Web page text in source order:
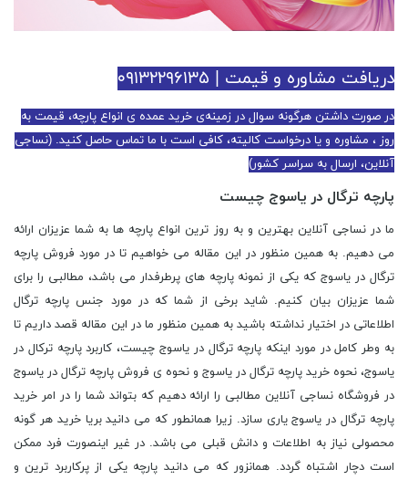
دریافت مشاوره و قیمت | ۰۹۱۳۲۲۹۶۱۳۵
در صورت داشتن هرگونه سوال در زمینه‌ی خرید عمده ی انواع پارچه، قیمت به
روز ، مشاوره و یا درخواست کالیته، کافی است با ما تماس حاصل کنید. (نساجی
آنلاین، ارسال به سراسر کشور)
پارچه ترگال در یاسوج چیست
ما در نساجی آنلاین بهترین و به روز ترین انواع پارچه ها به شما عزیزان ارائه
می دهیم. به همین منظور در این مقاله می خواهیم تا در مورد فروش پارچه
ترگال در یاسوج که یکی از نمونه پارچه های پرطرفدار می باشد، مطالبی را برای
شما عزیزان بیان کنیم. شاید برخی از شما که در مورد جنس پارچه ترگال
اطلاعاتی در اختیار نداشته باشید به همین منظور ما در این مقاله قصد داریم تا
به وطر کامل در مورد اینکه پارچه ترگال در یاسوج چیست، کاربرد پارچه ترکال در
یاسوج، نحوه خرید پارچه ترگال در یاسوج و نحوه ی فروش پارچه ترگال در یاسوج
در فروشگاه نساجی آنلاین مطالبی را ارائه دهیم که بتواند شما را در امر خرید
پارچه ترگال در یاسوج یاری سازد. زیرا همانطور که می دانید بریا خرید هر گونه
محصولی نیاز به اطلاعات و دانش قبلی می باشد. در غیر اینصورت فرد ممکن
است دچار اشتباه گردد. همانزور که می دانید پارچه یکی از پرکاربرد ترین و